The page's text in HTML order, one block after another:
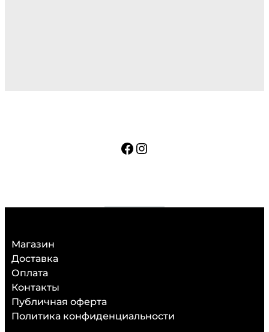
Facebook
Instagram
Магазин
Доставка
Оплата
Контакты
Публичная оферта
Политика конфиденциальности